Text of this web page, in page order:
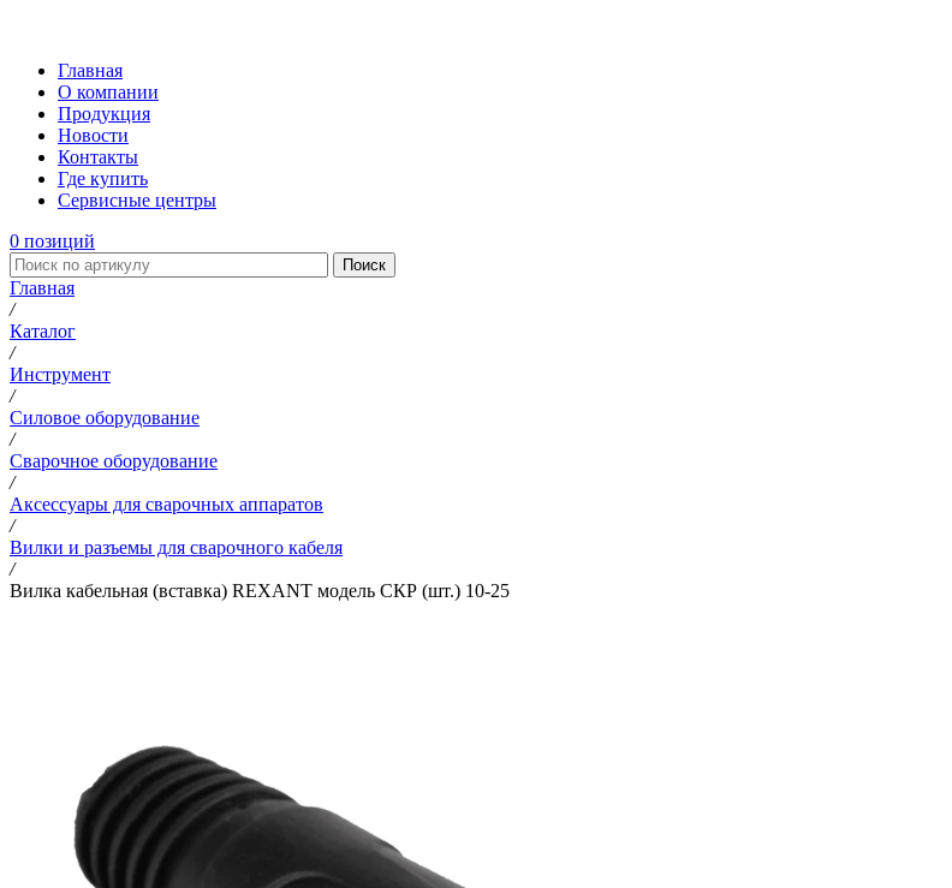
Главная
О компании
Продукция
Новости
Контакты
Где купить
Сервисные центры
0 позиций
Поиск
Главная
/
Каталог
/
Инструмент
/
Силовое оборудование
/
Сварочное оборудование
/
Аксессуары для сварочных аппаратов
/
Вилки и разъемы для сварочного кабеля
/
Вилка кабельная (вставка) REXANT модель СКР (шт.) 10-25